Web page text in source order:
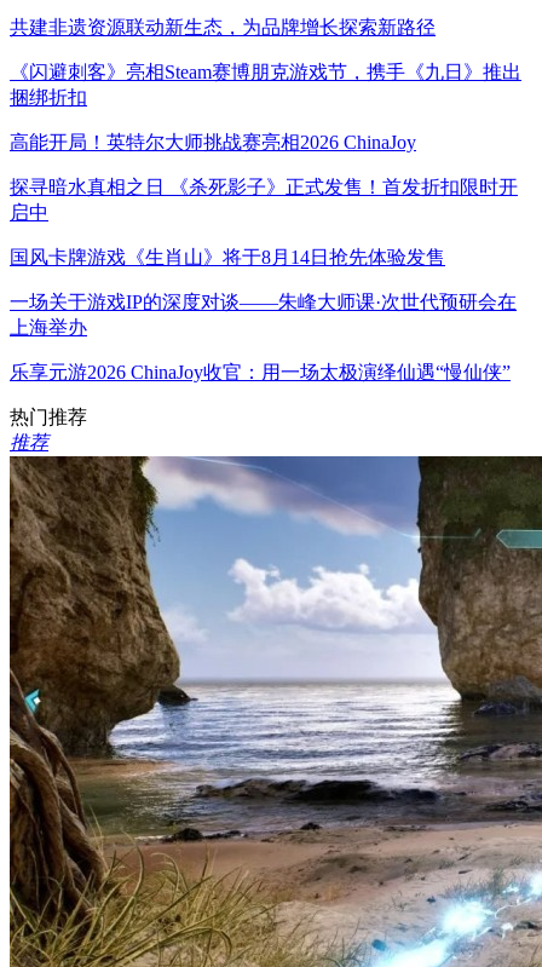
共建非遗资源联动新生态，为品牌增长探索新路径
《闪避刺客》亮相Steam赛博朋克游戏节，携手《九日》推出
捆绑折扣
高能开局！英特尔大师挑战赛亮相2026 ChinaJoy
探寻暗水真相之日 《杀死影子》正式发售！首发折扣限时开
启中
国风卡牌游戏《生肖山》将于8月14日抢先体验发售
一场关于游戏IP的深度对谈——朱峰大师课·次世代预研会在
上海举办
乐享元游2026 ChinaJoy收官：用一场太极演绎仙遇“慢仙侠”
热门推荐
推荐